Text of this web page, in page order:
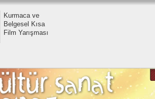
Kurmaca ve
Belgesel Kısa
Film Yarışması